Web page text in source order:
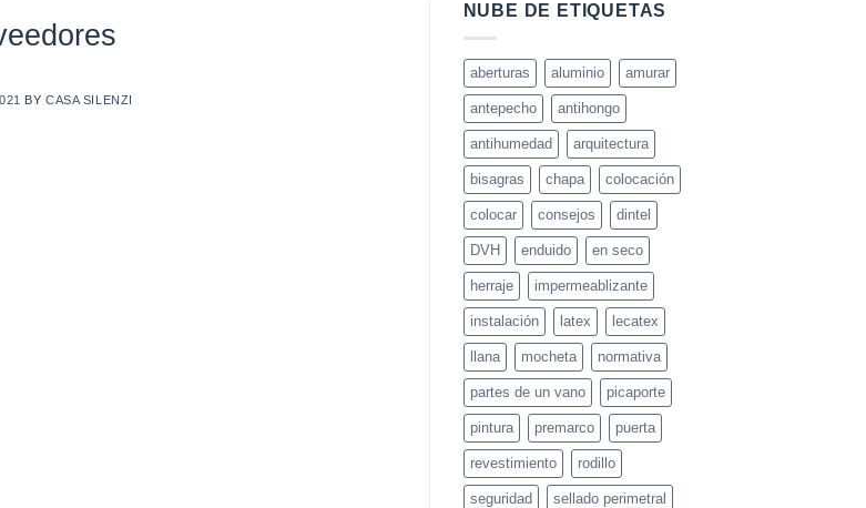
BYCASA SILENZI
NUBE DE ETIQUETAS
aberturas aluminio amurar
antepecho antihongo
antihumedad arquitectura
bisagras chapa colocación
colocar consejos dintel
DVH enduido en seco
herraje impermeablizante
instalación latex lecatex
llana mocheta normativa
partes de un vano picaporte
pintura premarco puerta
revestimiento rodillo
seguridad sellado perimetral